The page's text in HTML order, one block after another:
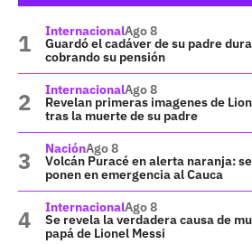
InternacionalAgo 8
Guardó el cadáver de su padre
cobrando su pensión
InternacionalAgo 8
Revelan primeras imagenes de
tras la muerte de su padre
NaciónAgo 8
Volcán Puracé en alerta naranja:
ponen en emergencia al Cauca
InternacionalAgo 8
Se revela la verdadera causa de
papá de Lionel Messi